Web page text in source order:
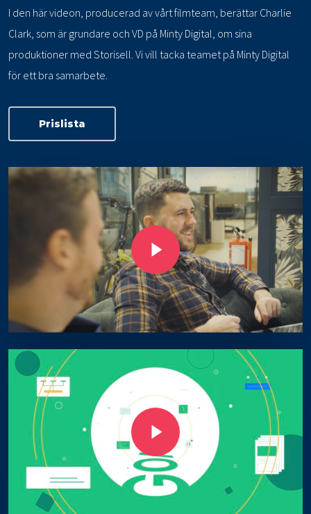
I den här videon, producerad av vårt filmteam, berättar Charlie
Clark, som är grundare och VD på Minty Digital, om sina
produktioner med Storisell. Vi vill tacka teamet på Minty Digital
för ett bra samarbete.
Prislista
Play Video
Play Video